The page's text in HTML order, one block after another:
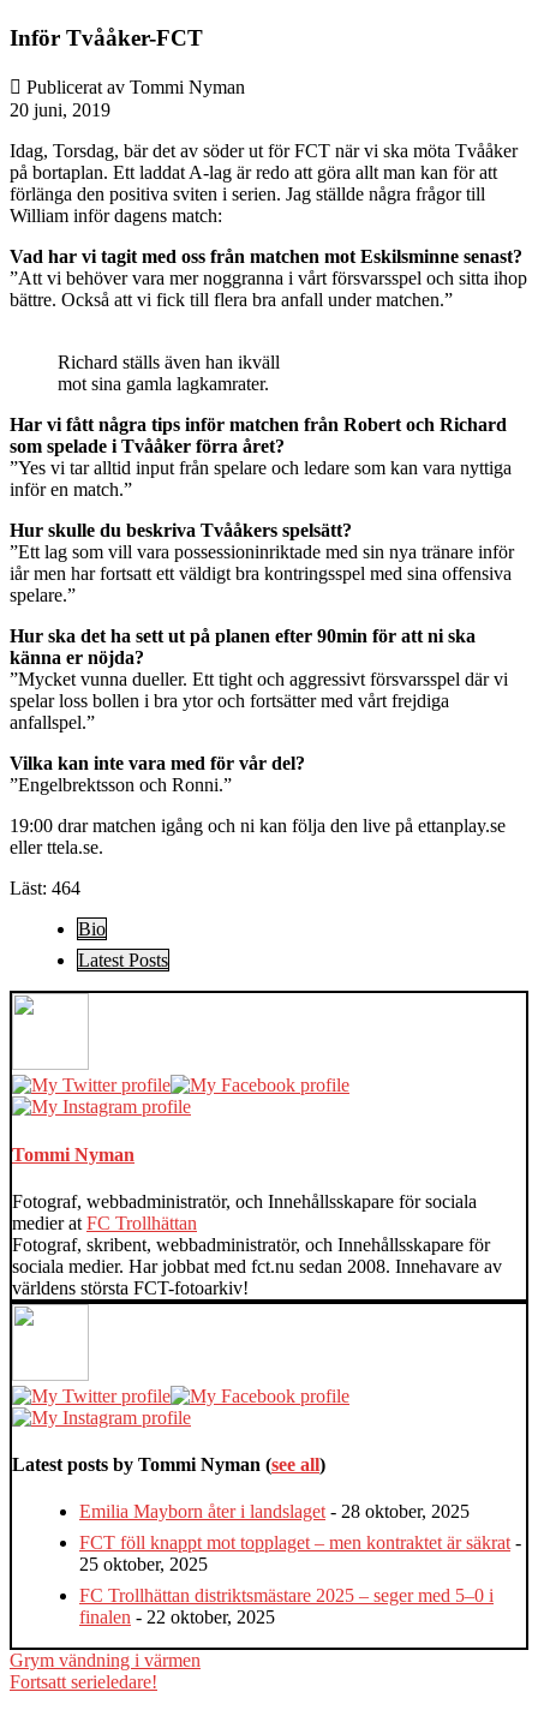
Inför Tvååker-FCT
Publicerat av Tommi Nyman
20 juni, 2019
Idag, Torsdag, bär det av söder ut för FCT när vi ska möta Tvååker
på bortaplan. Ett laddat A-lag är redo att göra allt man kan för att
förlänga den positiva sviten i serien. Jag ställde några frågor till
William inför dagens match:
Vad har vi tagit med oss från matchen mot Eskilsminne senast?
”Att vi behöver vara mer noggranna i vårt försvarsspel och sitta ihop
bättre. Också att vi fick till flera bra anfall under matchen.”
Richard ställs även han ikväll
mot sina gamla lagkamrater.
Har vi fått några tips inför matchen från Robert och Richard
som spelade i Tvååker förra året?
”Yes vi tar alltid input från spelare och ledare som kan vara nyttiga
inför en match.”
Hur skulle du beskriva Tvååkers spelsätt?
”Ett lag som vill vara possessioninriktade med sin nya tränare inför
iår men har fortsatt ett väldigt bra kontringsspel med sina offensiva
spelare.”
Hur ska det ha sett ut på planen efter 90min för att ni ska
känna er nöjda?
”Mycket vunna dueller. Ett tight och aggressivt försvarsspel där vi
spelar loss bollen i bra ytor och fortsätter med vårt frejdiga
anfallspel.”
Vilka kan inte vara med för vår del?
”Engelbrektsson och Ronni.”
19:00 drar matchen igång och ni kan följa den live på ettanplay.se
eller ttela.se.
Läst: 464
following
tabs
change
Bio
Latest Posts
Tommi Nyman
Fotograf, webbadministratör, och Innehållsskapare för sociala
medierat FC Trollhättan
Fotograf, skribent, webbadministratör, och Innehållsskapare för
sociala medier. Har jobbat med fct.nu sedan 2008. Innehavare av
världens största FCT-fotoarkiv!
Latest posts by Tommi Nyman (see all)
Emilia Mayborn åter i landslaget - 28 oktober, 2025
FCT föll knappt mot topplaget – men kontraktet är säkrat -
25 oktober, 2025
FC Trollhättan distriktsmästare 2025 – seger med 5–0 i
finalen - 22 oktober, 2025
Inläggsnavigering
Grym vändning i värmen
Fortsatt serieledare!